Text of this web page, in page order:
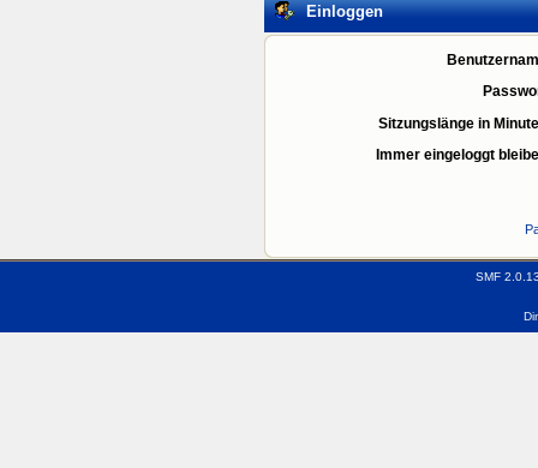
Einloggen
Sitzungslänge in
Immer eingeloggt
SMF